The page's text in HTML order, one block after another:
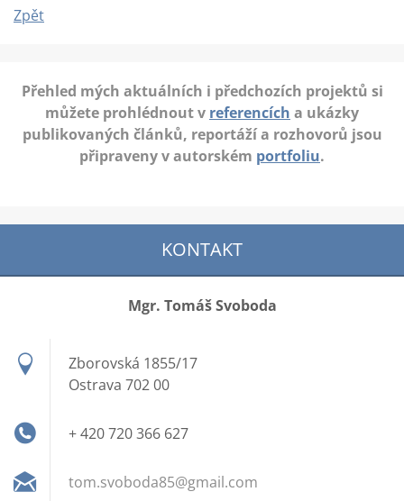
Zpět
Přehled mých aktuálních i předchozích projektů si
můžete prohlédnout v referencích a ukázky
publikovaných článků, reportáží a rozhovorů jsou
připraveny v autorském portfoliu.
KONTAKT
Mgr. Tomáš Svoboda
Zborovská 1855/17
Ostrava 702 00
+ 420 720 366 627
tom.svoboda85@gmail.com